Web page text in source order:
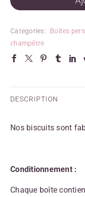
Categories: Boîtes
champêtre
DESCRIPTION
Nos biscuits sont
Conditionnement :
Chaque boîte